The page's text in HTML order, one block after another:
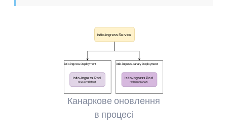
Канаркове оновлення
в процесі